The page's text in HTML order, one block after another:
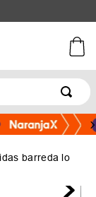
barreda lo